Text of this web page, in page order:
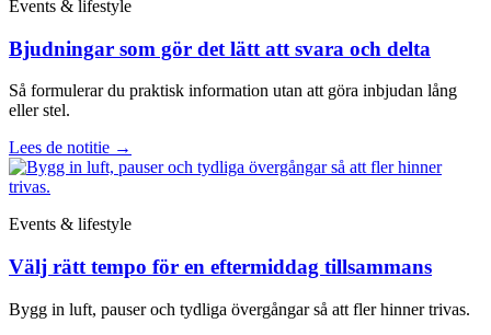
Events & lifestyle
Bjudningar som gör det lätt att svara och delta
Så formulerar du praktisk information utan att göra inbjudan lång
eller stel.
Lees de notitie →
Events & lifestyle
Välj rätt tempo för en eftermiddag tillsammans
Bygg in luft, pauser och tydliga övergångar så att fler hinner trivas.